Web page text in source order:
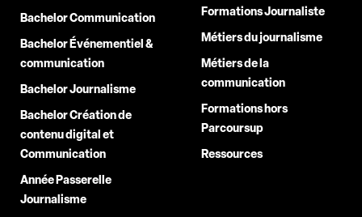
Bachelor Communication
Bachelor Événementiel &
communication
Bachelor Journalisme
Bachelor Création de
contenu digital et
Communication
Année Passerelle
Journalisme
Formations Journaliste
Métiers du journalisme
Métiers de la
communication
Formations hors
Parcoursup
Ressources